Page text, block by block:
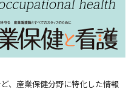
、産業保健分野に特化した情報